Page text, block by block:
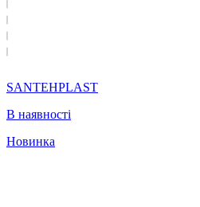
SANTEHPLAST
В наявності
Новинка